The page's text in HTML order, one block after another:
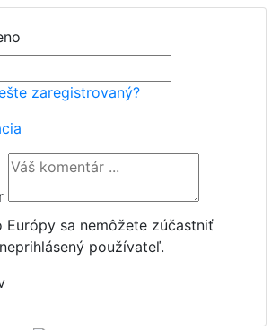
zaregistrovaný?
Európy sa nemôžete zúčastniť
používateľ.